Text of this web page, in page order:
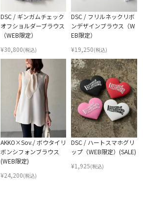
DSC / ギンガムチェック
オフショルダーブラウス
（WEB限定）
¥30,800(税込)
DSC / フリルネックリボ
ンデザインブラウス（W
EB限定）
¥19,250(税込)
AKKO×Sov./ ボウタイリ
ボンシフォンブラウス
(WEB限定)
¥24,200(税込)
DSC / ハートスマホグリ
ップ（WEB限定）(SALE)
¥1,925(税込)